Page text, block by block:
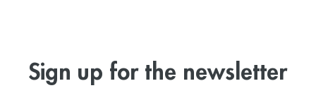
Sign up for the newsletter